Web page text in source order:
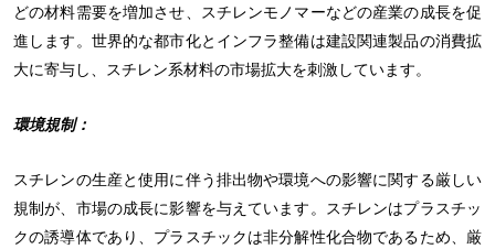
どの材料需要を増加させ、スチレンモノマーなどの産業の成長を促
進します。世界的な都市化とインフラ整備は建設関連製品の消費拡
大に寄与し、スチレン系材料の市場拡大を刺激しています。
環境規制：
スチレンの生産と使用に伴う排出物や環境への影響に関する厳しい
規制が、市場の成長に影響を与えています。スチレンはプラスチッ
クの誘導体であり、プラスチックは非分解性化合物であるため、厳